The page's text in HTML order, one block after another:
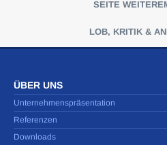
SEITE
LOB, KRITIK &
ÜBER UNS
Unternehmenspräsentation
Referenzen
Downloads